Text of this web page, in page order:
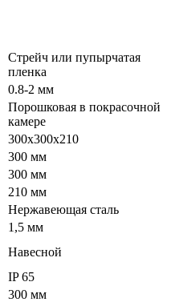
Стрейч или пупырчатая
пленка
0.8-2 мм
Порошковая в покрасочной
камере
300x300x210
300 мм
300 мм
210 мм
Нержавеющая сталь
1,5 мм
Навесной
IP 65
300 мм